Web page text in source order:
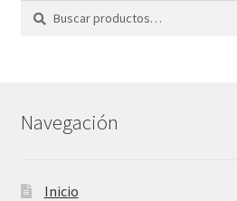
Buscar
Navegación
Inicio